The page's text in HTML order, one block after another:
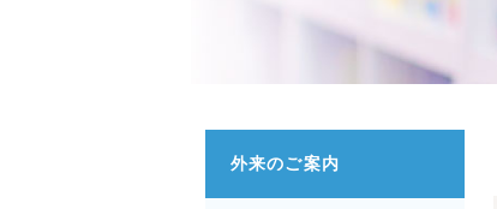
外来のご案内